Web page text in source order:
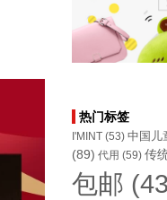
热门标签
I'MINT(53) 中国儿
(89) 代用 (59) 传
包邮